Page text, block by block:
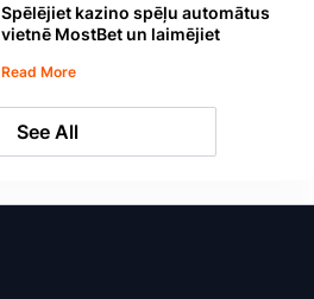
Spēlējiet kazino spēļu automātus
vietnē MostBet un laimējiet
Read More
See All